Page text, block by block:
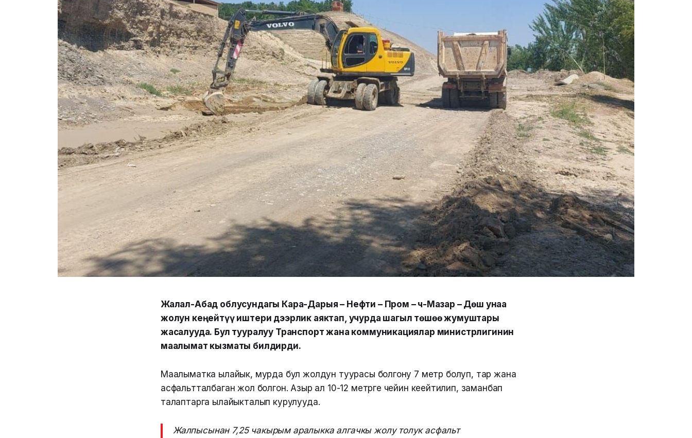
Жалал-Абад облусундагы Кара-Дарыя – Нефти – Пром – Үч-Мазар – Дөш унаа
жолун кеңейтүү иштери дээрлик аяктап, учурда шагыл төшөө жумуштары
жасалууда. Бул тууралуу Транспорт жана коммуникациялар министрлигинин
маалымат кызматы билдирди.
Маалыматка ылайык, мурда бул жолдун туурасы болгону 7 метр болуп, тар жана
асфальтталбаган жол болгон. Азыр ал 10-12 метрге чейин кеңейтилип, заманбап
талаптарга ылайыкталып курулууда.
Жалпысынан 7,25 чакырым аралыкка алгачкы жолу толук асфальт